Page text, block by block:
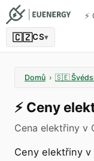
🇨🇿CS▾
Domů › 🇸🇪
⚡️ Ceny
Cena elektřiny v
Ceny elektřiny v